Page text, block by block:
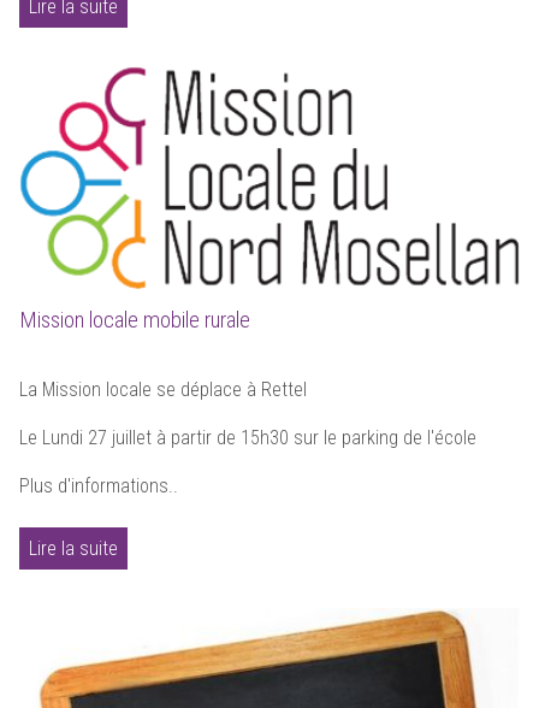
Lire la suite
Mission locale mobile rurale
La Mission locale se déplace à Rettel
Le Lundi 27 juillet à partir de 15h30 sur le parking de l'école
Plus d'informations..
Lire la suite